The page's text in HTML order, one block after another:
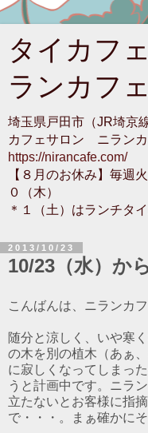
タイカフ
ランカフ
埼玉県戸田市（JR埼京
カフェサロン ニラン
https://nirancafe.com/
【８月のお休み】毎週
０（木）
＊１（土）はランチタ
2013/10/23
10/23（水）か
こんばんは、ニランカ
随分と涼しく、いや寒
の木を別の植木（あぁ
に寂しくなってしまっ
うと計画中です。ニラ
立たないとお客様に指
で・・・。まぁ確かに